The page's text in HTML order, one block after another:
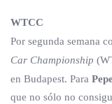
WTCC
Por segunda semana
Car Championship
en Budapest. Para
que no sólo no